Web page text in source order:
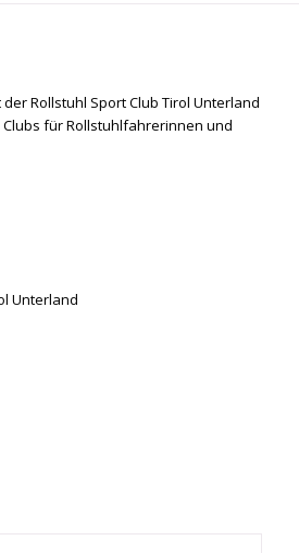
Rollstuhl Sport Club Tirol Unterland
für Rollstuhlfahrerinnen und
Unterland